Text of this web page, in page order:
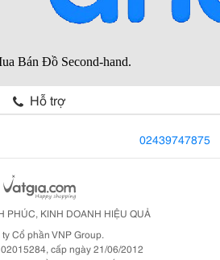
Hỗ trợ
02439747875
PHÚC, KINH DOANH HIỆU QUẢ
Cổ phần VNP Group.
cấp ngày 21/06/2012